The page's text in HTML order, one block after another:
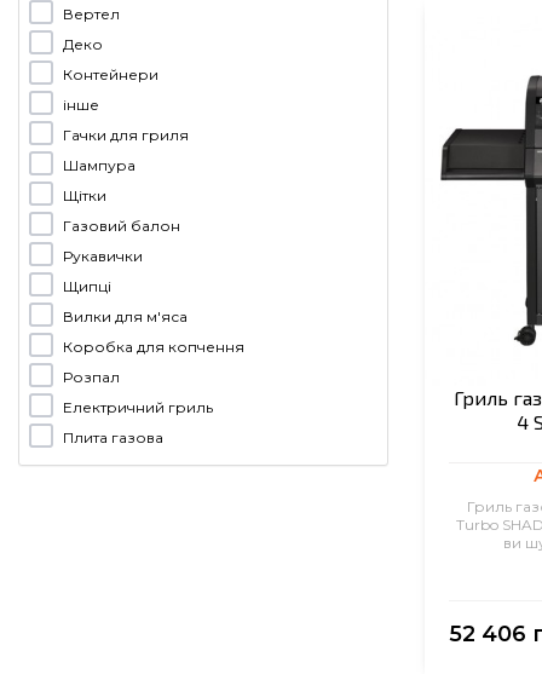
Вертел
Деко
Контейнери
інше
Гачки для гриля
Шампура
Щітки
Газовий балон
Рукавички
Щипці
Вилки для м'яса
Коробка для копчення
Розпал
Електричний гриль
Плита газова
Гриль
4
Гриль
Turbo
ви
52 406